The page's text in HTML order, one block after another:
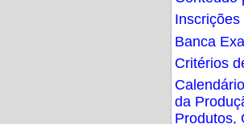
Banca
Critérios
da
Produtos,